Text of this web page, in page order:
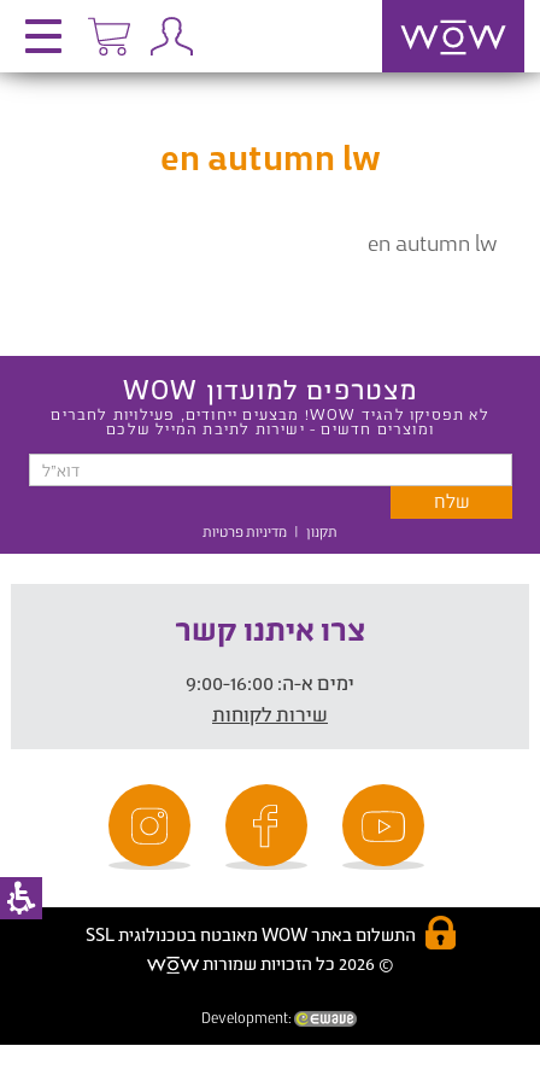
en autumn lw
en autumn lw
מצטרפים למועדון WOW
לא תפסיקו להגיד WOW! מבצעים ייחודים, פעילויות לחברים
ומוצרים חדשים - ישירות לתיבת המייל שלכם
תקנון | מדיניות פרטיות
צרו איתנו קשר
ימים א-ה:
שירות לקוחות
התשלום באתר WOW מאובטח בטכנולוגית SSL
© 2026 כל הזכויות שמורות
Development: